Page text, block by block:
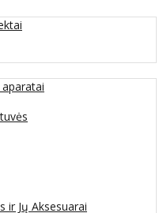
ir Jų Aksesuarai